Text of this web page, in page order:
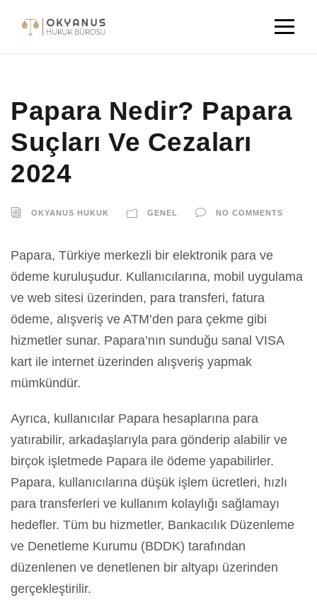
Papara Nedir? Papara
Suçları Ve Cezaları
2024
OKYANUS HUKUK GENEL NO COMMENTS
Papara, Türkiye merkezli bir elektronik para ve
ödeme kuruluşudur. Kullanıcılarına, mobil uygulama
ve web sitesi üzerinden, para transferi, fatura
ödeme, alışveriş ve ATM’den para çekme gibi
hizmetler sunar. Papara’nın sunduğu sanal VISA
kart ile internet üzerinden alışveriş yapmak
mümkündür.
Ayrıca, kullanıcılar Papara hesaplarına para
yatırabilir, arkadaşlarıyla para gönderip alabilir ve
birçok işletmede Papara ile ödeme yapabilirler.
Papara, kullanıcılarına düşük işlem ücretleri, hızlı
para transferleri ve kullanım kolaylığı sağlamayı
hedefler. Tüm bu hizmetler, Bankacılık Düzenleme
ve Denetleme Kurumu (BDDK) tarafından
düzenlenen ve denetlenen bir altyapı üzerinden
gerçekleştirilir.